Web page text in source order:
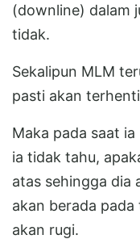
(downline) dalam
tidak.
Sekalipun MLM
pasti akan
Maka pada saat
ia tidak tahu,
atas sehingga dia
akan berada
akan rugi.